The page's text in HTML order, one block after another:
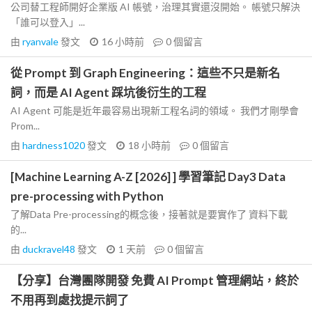
公司替工程師開好企業版 AI 帳號，治理其實還沒開始。 帳號只解決
「誰可以登入」...
由 ryanvale發文 16 小時前 0個留言
從 Prompt 到 Graph Engineering：這些不只是新名
詞，而是 AI Agent 踩坑後衍生的工程
AI Agent 可能是近年最容易出現新工程名詞的領域。 我們才剛學會
Prom...
由 hardness1020發文 18 小時前 0個留言
[Machine Learning A-Z [2026] ] 學習筆記 Day3 Data
pre-processing with Python
了解Data Pre-processing的概念後，接著就是要實作了 資料下載
的...
由 duckravel48 發文 1 天前 0個留言
【分享】台灣團隊開發 免費 AI Prompt 管理網站，終於
不用再到處找提示詞了